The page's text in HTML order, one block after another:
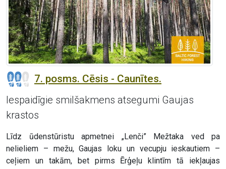
7. posms. Cēsis - Caunītes.
Iespaidīgie smilšakmens atsegumi Gaujas
krastos
Līdz ūdenstūristu apmetnei „Lenči” Mežtaka ved pa
nelieliem – mežu, Gaujas loku un vecupju ieskautiem –
ceļiem un takām, bet pirms Ērģeļu klintīm tā iekļaujas